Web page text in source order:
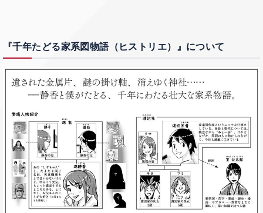
『千年たどる家系図物語（ヒストリエ）』について